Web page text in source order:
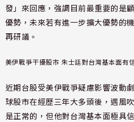
發」來回應，強調目前最重要的是
優勢，未來若有進一步擴大優勢的
再研議。
美伊戰爭干擾股市 朱士廷對台灣基本面有
近期台股受美伊戰爭疑慮影響波動
球股市在經歷三年大多頭後，遇風
是正常的，但他對台灣基本面極具